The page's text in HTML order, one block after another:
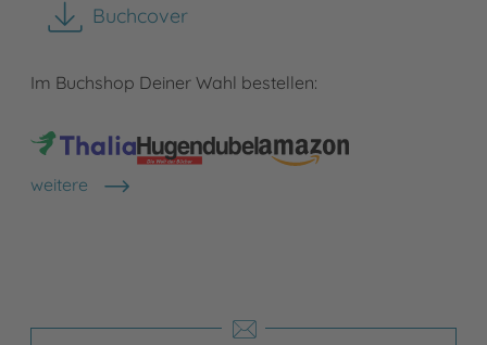
Buchcover
herunterladen
Im Buchshop Deiner Wahl bestellen:
weitere
Shops anzeigen